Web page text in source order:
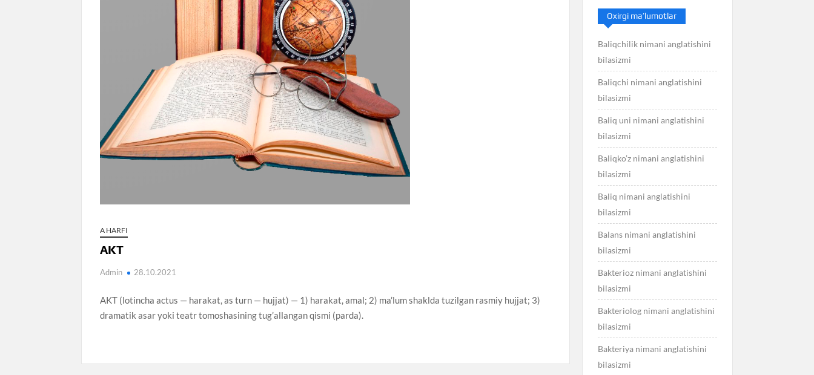
A HARFI
AKT
Admin 28.10.2021
AKT (lotincha actus — harakat, as turn — hujjat) — 1) harakat, amal; 2) ma’lum shaklda tuzilgan rasmiy hujjat; 3)
dramatik asar yoki teatr tomoshasining tug’allangan qismi (parda).
Oxirgi ma’lumotlar
Baliqchilik nimani anglatishini
bilasizmi
Baliqchi nimani anglatishini
bilasizmi
Baliq uni nimani anglatishini
bilasizmi
Baliqko’z nimani anglatishini
bilasizmi
Baliq nimani anglatishini
bilasizmi
Balans nimani anglatishini
bilasizmi
Bakterioz nimani anglatishini
bilasizmi
Bakteriolog nimani anglatishini
bilasizmi
Bakteriya nimani anglatishini
bilasizmi